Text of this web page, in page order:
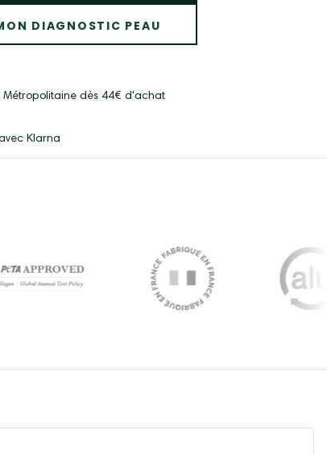
DIAGNOSTIC PEAU
Métropolitaine dès 44€ d'achat
Klarna